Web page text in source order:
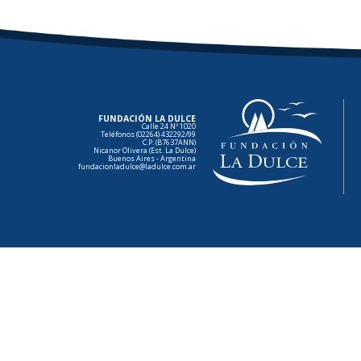
FUNDACIÓN LA DULCE
Calle 24 Nº 1020
Teléfonos (02264) 432292/99
C.P. (B7637ANN)
Nicanor Olivera (Est. La Dulce)
Buenos Aires - Argentina
fundacionladulce@ladulce.com.ar